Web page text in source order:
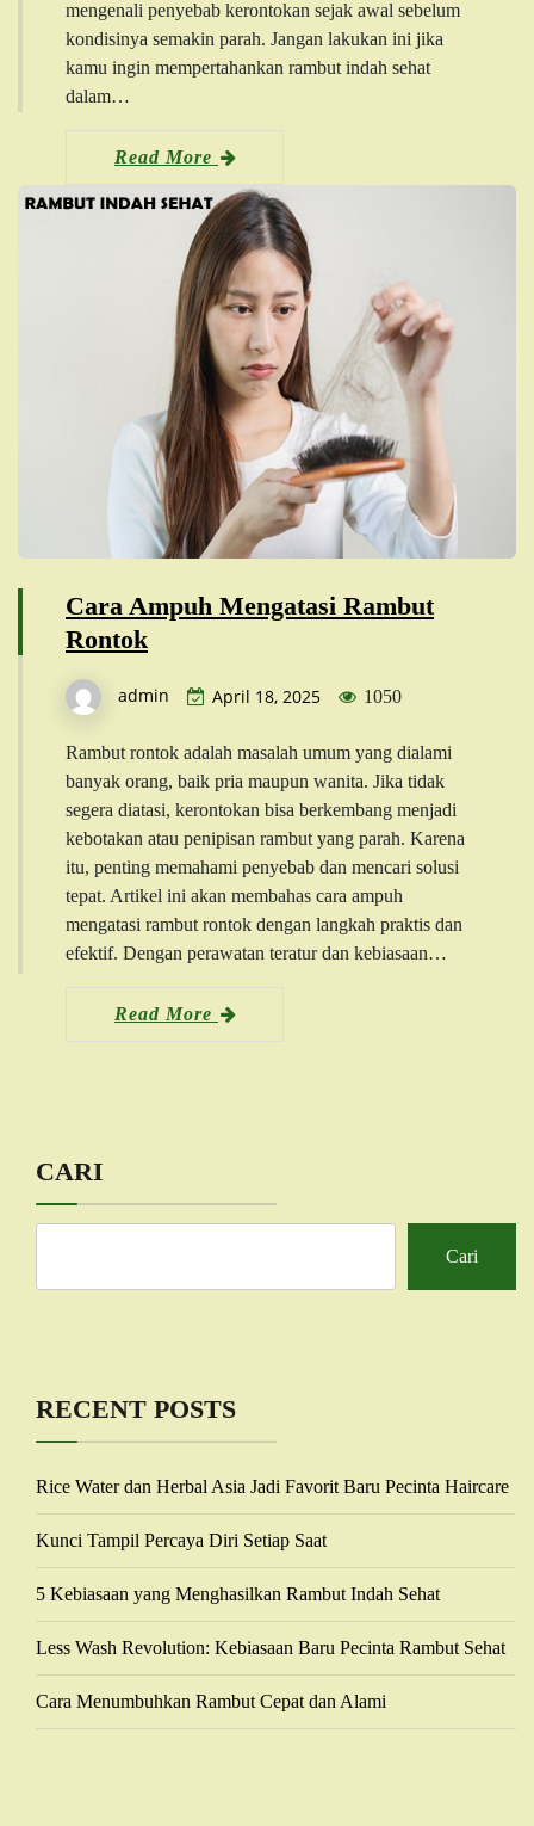
mengenali penyebab kerontokan sejak awal sebelum
kondisinya semakin parah. Jangan lakukan ini jika
kamu ingin mempertahankan rambut indah sehat
dalam…
Read More
Cara Ampuh Mengatasi Rambut
Rontok
admin April 18, 2025 1050
Rambut rontok adalah masalah umum yang dialami
banyak orang, baik pria maupun wanita. Jika tidak
segera diatasi, kerontokan bisa berkembang menjadi
kebotakan atau penipisan rambut yang parah. Karena
itu, penting memahami penyebab dan mencari solusi
tepat. Artikel ini akan membahas cara ampuh
mengatasi rambut rontok dengan langkah praktis dan
efektif. Dengan perawatan teratur dan kebiasaan…
Read More
CARI
Cari
RECENT POSTS
Rice Water dan Herbal Asia Jadi Favorit Baru Pecinta Haircare
Kunci Tampil Percaya Diri Setiap Saat
5 Kebiasaan yang Menghasilkan Rambut Indah Sehat
Less Wash Revolution: Kebiasaan Baru Pecinta Rambut Sehat
Cara Menumbuhkan Rambut Cepat dan Alami